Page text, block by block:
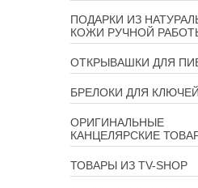
ПОДАРКИ ИЗ
КОЖИ РУЧНОЙ
ОТКРЫВАШКИ ДЛЯ
БРЕЛОКИ ДЛЯ КЛЮЧЕЙ
ОРИГИНАЛЬНЫЕ
КАНЦЕЛЯРСКИЕ
ТОВАРЫ ИЗ TV-SHOP